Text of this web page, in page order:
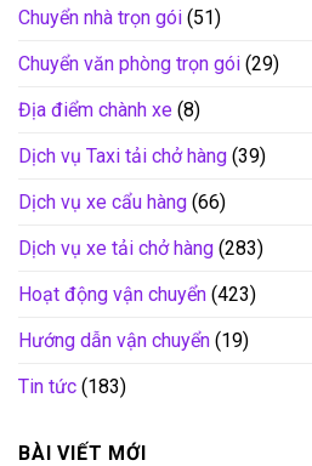
Chuyển nhà trọn gói (51)
Chuyển văn phòng trọn gói (29)
Địa điểm chành xe (8)
Dịch vụ Taxi tải chở hàng (39)
Dịch vụ xe cẩu hàng (66)
Dịch vụ xe tải chở hàng (283)
Hoạt động vận chuyển (423)
Hướng dẫn vận chuyển (19)
Tin tức (183)
BÀI VIẾT MỚI